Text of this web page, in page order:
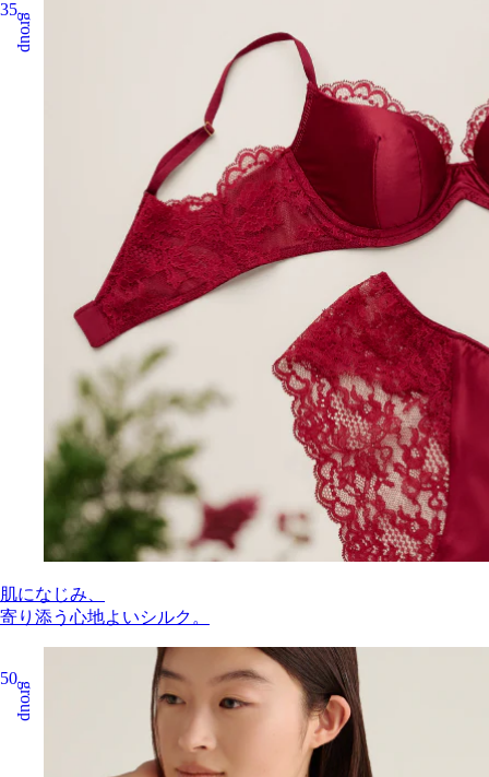
35
group
肌になじみ、
寄り添う心地よいシルク。
50
group